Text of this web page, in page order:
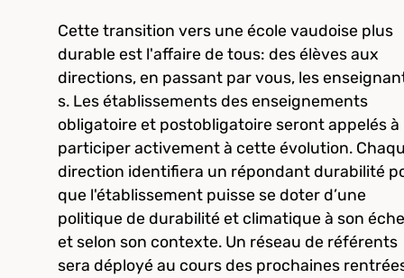
Cette transition vers une école vaudoise plus
durable est l'affaire de tous: des élèves aux
directions, en passant par vous, les
s. Les établissements des enseignements
obligatoire et postobligatoire seront appelés à
participer activement à cette évolution.
direction identifiera un répondant durabilité
que l'établissement puisse se doter d’une
politique de durabilité et climatique à son
et selon son contexte. Un réseau de référents
sera déployé au cours des prochaines